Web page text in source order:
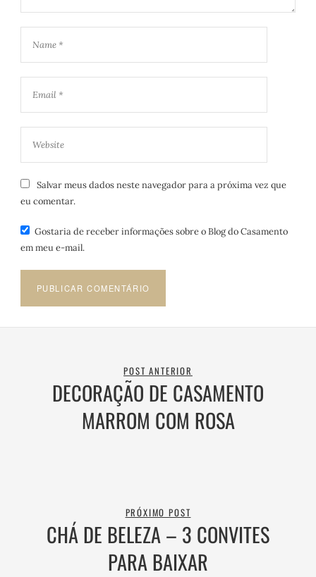
Salvar meus dados neste navegador para a próxima vez que
eu comentar.
Gostaria de receber informações sobre o Blog do Casamento
em meu e-mail.
POST ANTERIOR
DECORAÇÃO DE CASAMENTO
MARROM COM ROSA
PRÓXIMO POST
CHÁ DE BELEZA – 3 CONVITES
PARA BAIXAR